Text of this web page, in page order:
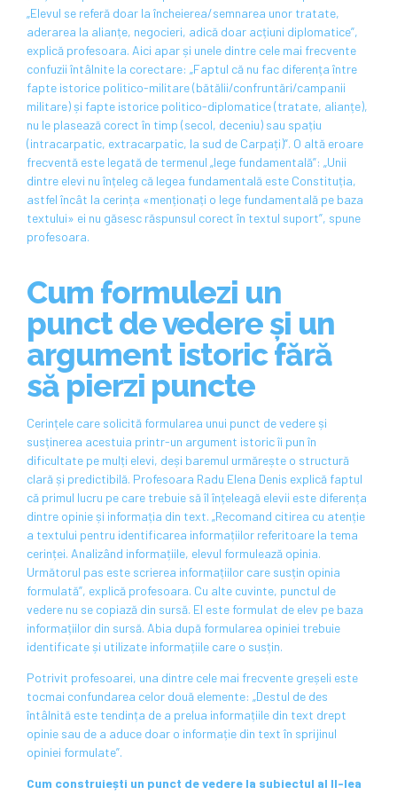
„Elevul se referă doar la încheierea/semnarea unor tratate,
aderarea la alianțe, negocieri, adică doar acțiuni diplomatice”,
explică profesoara. Aici apar și unele dintre cele mai frecvente
confuzii întâlnite la corectare: „Faptul că nu fac diferența între
fapte istorice politico-militare (bătălii/confruntări/campanii
militare) și fapte istorice politico-diplomatice (tratate, alianțe),
nu le plasează corect în timp (secol, deceniu) sau spațiu
(intracarpatic, extracarpatic, la sud de Carpați)”. O altă eroare
frecventă este legată de termenul „lege fundamentală”: „Unii
dintre elevi nu înțeleg că legea fundamentală este Constituția,
astfel încât la cerința «menționați o lege fundamentală pe baza
textului» ei nu găsesc răspunsul corect în textul suport”, spune
profesoara.
Cum formulezi un
punct de vedere și un
argument istoric fără
să pierzi puncte
Cerințele care solicită formularea unui punct de vedere și
susținerea acestuia printr-un argument istoric îi pun în
dificultate pe mulți elevi, deși baremul urmărește o structură
clară și predictibilă. Profesoara Radu Elena Denis explică faptul
că primul lucru pe care trebuie să îl înțeleagă elevii este diferența
dintre opinie și informația din text. „Recomand citirea cu atenție
a textului pentru identificarea informațiilor referitoare la tema
cerinței. Analizând informațiile, elevul formulează opinia.
Următorul pas este scrierea informațiilor care susțin opinia
formulată”, explică profesoara. Cu alte cuvinte, punctul de
vedere nu se copiază din sursă. El este formulat de elev pe baza
informațiilor din sursă. Abia după formularea opiniei trebuie
identificate și utilizate informațiile care o susțin.
Potrivit profesoarei, una dintre cele mai frecvente greșeli este
tocmai confundarea celor două elemente: „Destul de des
întâlnită este tendința de a prelua informațiile din text drept
opinie sau de a aduce doar o informație din text în sprijinul
opiniei formulate”.
Cum construiești un punct de vedere la subiectul al II-lea